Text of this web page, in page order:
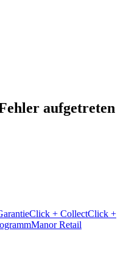
aufgetreten
Click + CollectClick +
Manor Retail